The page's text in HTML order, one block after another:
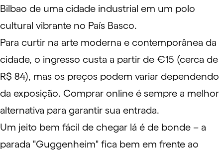
Bilbao de uma cidade industrial em um polo
cultural vibrante no País Basco.
Para curtir na arte moderna e contemporânea da
cidade, o ingresso custa a partir de €15 (cerca de
R$ 84), mas os preços podem variar dependendo
da exposição. Comprar online é sempre a melhor
alternativa para garantir sua entrada.
Um jeito bem fácil de chegar lá é de bonde – a
parada "Guggenheim" fica bem em frente ao